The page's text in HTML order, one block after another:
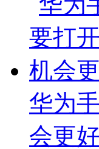
华为
会更